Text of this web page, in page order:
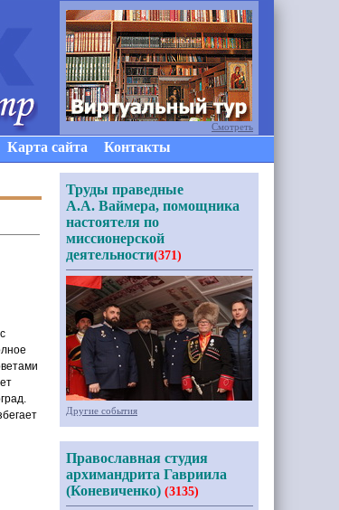
Карта сайта Контакты
Смотреть
Труды праведные
А.А. Ваймера, помощника
настоятеля по
миссионерской
деятельности(371)
Другие события
Православная студия
архимандрита Гавриила
(Коневиченко) (3135)